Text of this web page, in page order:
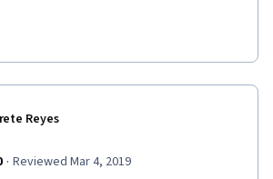
y CFyD al área de actividad física.
Reyes
· Reviewed Mar 4, 2019